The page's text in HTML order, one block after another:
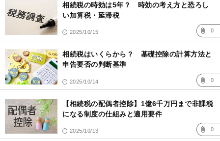
相続税の時効は5年？ 時効の考え方と恐ろし
い加算税・延滞税
2025/10/15 0
相続税はいくらから？ 基礎控除の計算方法と
申告要否の判断基準
2025/10/14 0
【相続税の配偶者控除】1億6千万円まで非課税
になる制度の仕組みと適用要件
2025/10/13 0